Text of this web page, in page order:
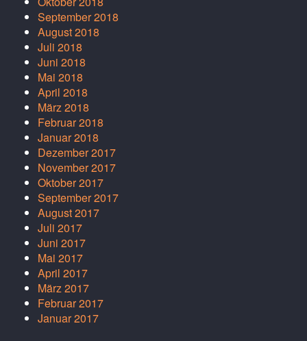
September 2018
August 2018
Juli 2018
Juni 2018
Mai 2018
April 2018
März 2018
Februar 2018
Januar 2018
Dezember 2017
November 2017
Oktober 2017
September 2017
August 2017
Juli 2017
Juni 2017
Mai 2017
April 2017
März 2017
Februar 2017
Januar 2017